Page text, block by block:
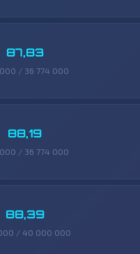
87,83
/ 36 774 000
88,19
/ 36 774 000
88,39
/ 40 000 000